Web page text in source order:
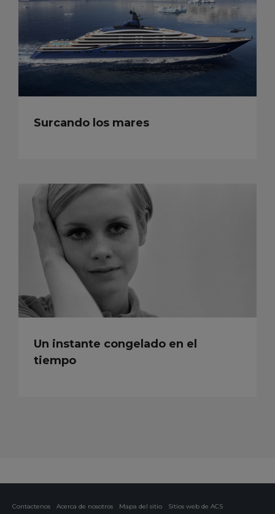
Surcando los mares
Un instante congelado en el
tiempo
Contactenos Acerca de nosotros Mapa del sitio Sitios web de ACS